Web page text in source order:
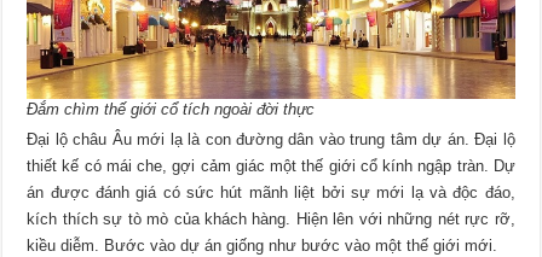
Đắm chìm thế giới cổ tích ngoài đời thực
Đại lộ châu Âu mới lạ là con đường dân vào trung tâm dự án. Đại lộ
thiết kế có mái che, gợi cảm giác một thế giới cổ kính ngập tràn. Dự
án được đánh giá có sức hút mãnh liệt bởi sự mới lạ và độc đáo,
kích thích sự tò mò của khách hàng. Hiện lên với những nét rực rỡ,
kiều diễm. Bước vào dự án giống như bước vào một thế giới mới.